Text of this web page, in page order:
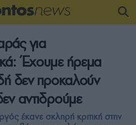
για
Έχουμε ήρεμα
δεν προκαλούν
αντιδρούμε
έκανε σκληρή κριτική στην